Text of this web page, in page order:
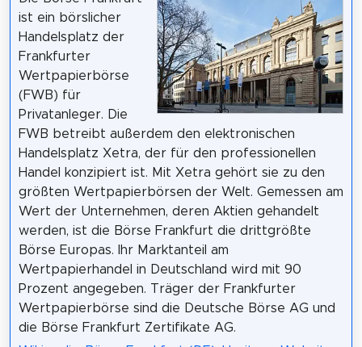
ist ein börslicher
Handelsplatz der
Frankfurter
Wertpapierbörse
(FWB) für
Privatanleger. Die
FWB betreibt außerdem den elektronischen
Handelsplatz Xetra, der für den professionellen
Handel konzipiert ist. Mit Xetra gehört sie zu den
größten Wertpapierbörsen der Welt. Gemessen am
Wert der Unternehmen, deren Aktien gehandelt
werden, ist die Börse Frankfurt die drittgrößte
Börse Europas. Ihr Marktanteil am
Wertpapierhandel in Deutschland wird mit 90
Prozent angegeben. Träger der Frankfurter
Wertpapierbörse sind die Deutsche Börse AG und
die Börse Frankfurt Zertifikate AG.